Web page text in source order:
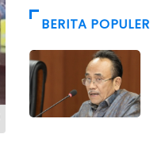
BERITA POPULER